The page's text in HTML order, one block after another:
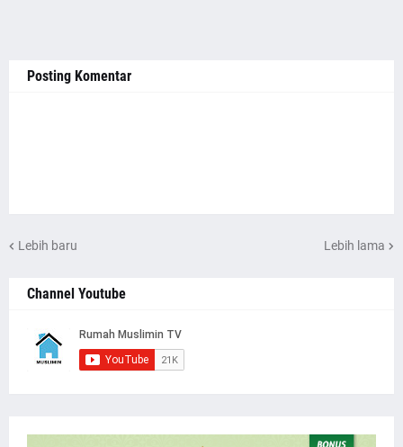
Posting Komentar
Lebih baru Lebih lama
Channel Youtube